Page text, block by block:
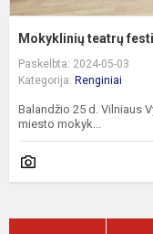
Mokyklinių teatrų
Paskelbta: 2024-05-03
Kategorija: Renginiai
Balandžio 25 d. Vilniaus
miesto mokyk...